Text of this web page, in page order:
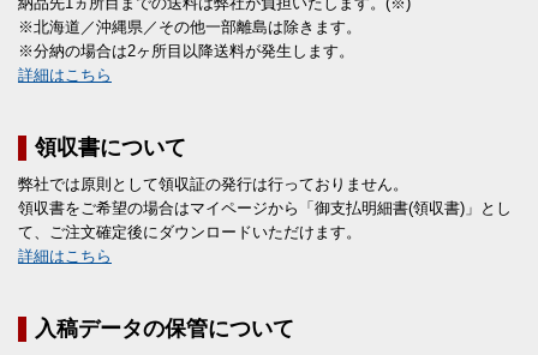
※北海道／沖縄県／その他一部離島は除きます。
※分納の場合は2ヶ所目以降送料が発生します。
詳細はこちら
領収書について
弊社では原則として領収証の発行は行っておりません。
領収書をご希望の場合はマイページから「御支払明細書(領収書)」とし
て、ご注文確定後にダウンロードいただけます。
詳細はこちら
入稿データの保管について